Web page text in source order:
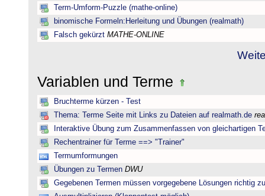
Term-Umform-Puzzle (mathe-online)
binomische Formeln:Herleitung und Übungen (realmath)
Falsch gekürzt MATHE-ONLINE
Variablen und Terme
Bruchterme kürzen - Test
Thema: Terme Seite mit Links zu Dateien auf realmath.de
Interaktive Übung zum Zusammenfassen von gleichartigen
Rechentrainer für Terme ==> "Trainer"
Termumformungen
Übungen zu Termen DWU
Gegebenen Termen müssen vorgegebene Lösungen richtig